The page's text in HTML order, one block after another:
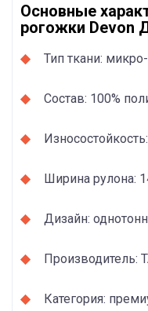
Основные
рогожки Devon
Тип ткани:
Состав: 100%
Ширина рулона:
Дизайн:
Производитель:
Категория: